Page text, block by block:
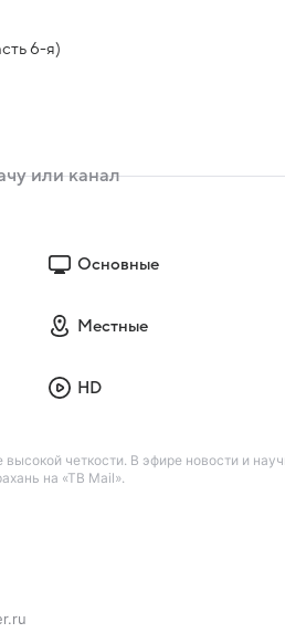
6-я)
Основные
Местные
HD
четкости. В эфире новости и
на «ТВ Mail».